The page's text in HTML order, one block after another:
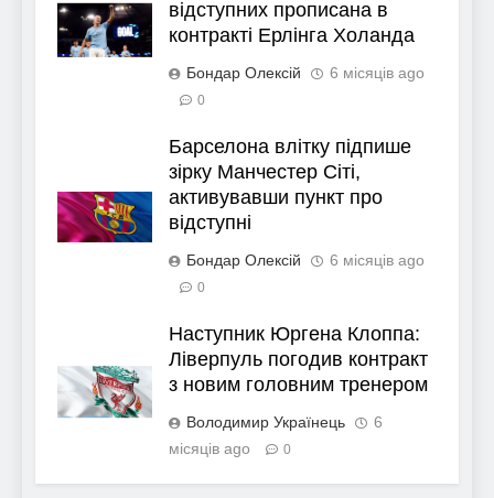
відступних прописана в
контракті Ерлінга Холанда
Бондар Олексій 6 місяців ago
0
Барселона влітку підпише
зірку Манчестер Сіті,
активувавши пункт про
відступні
Бондар Олексій 6 місяців ago
0
Наступник Юргена Клоппа:
Ліверпуль погодив контракт
з новим головним тренером
Володимир Українець
6
місяців ago
0